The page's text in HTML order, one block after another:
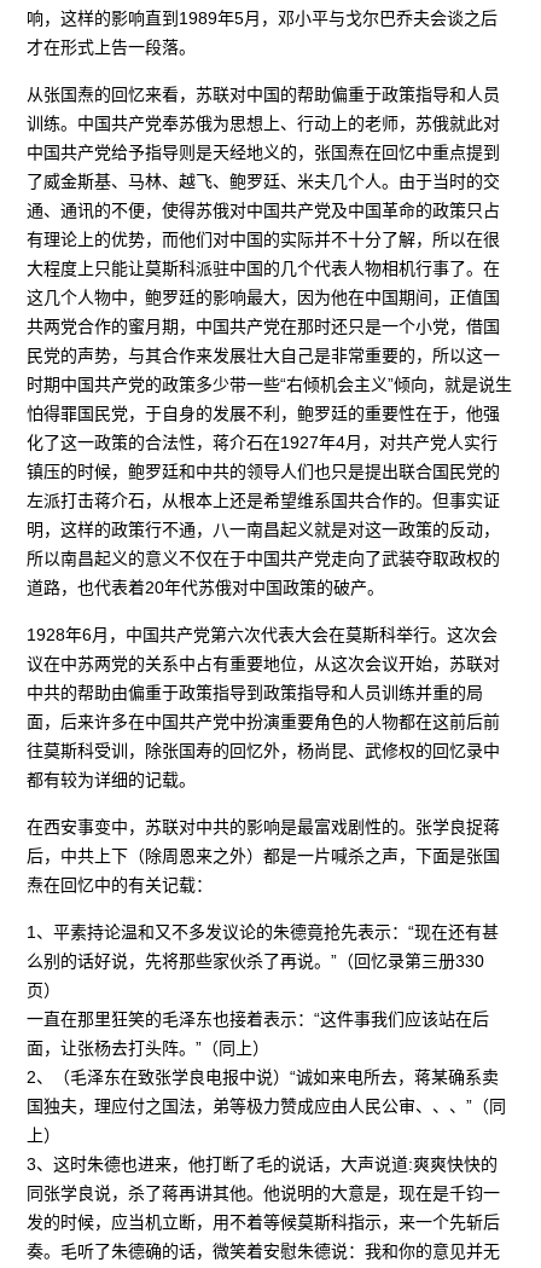
响，这样的影响直到1989年5月，邓小平与戈尔巴乔夫会谈之后
才在形式上告一段落。
从张国焘的回忆来看，苏联对中国的帮助偏重于政策指导和人员
训练。中国共产党奉苏俄为思想上、行动上的老师，苏俄就此对
中国共产党给予指导则是天经地义的，张国焘在回忆中重点提到
了威金斯基、马林、越飞、鲍罗廷、米夫几个人。由于当时的交
通、通讯的不便，使得苏俄对中国共产党及中国革命的政策只占
有理论上的优势，而他们对中国的实际并不十分了解，所以在很
大程度上只能让莫斯科派驻中国的几个代表人物相机行事了。在
这几个人物中，鲍罗廷的影响最大，因为他在中国期间，正值国
共两党合作的蜜月期，中国共产党在那时还只是一个小党，借国
民党的声势，与其合作来发展壮大自己是非常重要的，所以这一
时期中国共产党的政策多少带一些“右倾机会主义”倾向，就是说生
怕得罪国民党，于自身的发展不利，鲍罗廷的重要性在于，他强
化了这一政策的合法性，蒋介石在1927年4月，对共产党人实行
镇压的时候，鲍罗廷和中共的领导人们也只是提出联合国民党的
左派打击蒋介石，从根本上还是希望维系国共合作的。但事实证
明，这样的政策行不通，八一南昌起义就是对这一政策的反动，
所以南昌起义的意义不仅在于中国共产党走向了武装夺取政权的
道路，也代表着20年代苏俄对中国政策的破产。
1928年6月，中国共产党第六次代表大会在莫斯科举行。这次会
议在中苏两党的关系中占有重要地位，从这次会议开始，苏联对
中共的帮助由偏重于政策指导到政策指导和人员训练并重的局
面，后来许多在中国共产党中扮演重要角色的人物都在这前后前
往莫斯科受训，除张国寿的回忆外，杨尚昆、武修权的回忆录中
都有较为详细的记载。
在西安事变中，苏联对中共的影响是最富戏剧性的。张学良捉蒋
后，中共上下（除周恩来之外）都是一片喊杀之声，下面是张国
焘在回忆中的有关记载：
1、平素持论温和又不多发议论的朱德竟抢先表示：“现在还有甚
么别的话好说，先将那些家伙杀了再说。”（回忆录第三册330
页）
一直在那里狂笑的毛泽东也接着表示：“这件事我们应该站在后
面，让张杨去打头阵。”（同上）
2、（毛泽东在致张学良电报中说）“诚如来电所去，蒋某确系卖
国独夫，理应付之国法，弟等极力赞成应由人民公审、、、”（同
上）
3、这时朱德也进来，他打断了毛的说话，大声说道:爽爽快快的
同张学良说，杀了蒋再讲其他。他说明的大意是，现在是千钧一
发的时候，应当机立断，用不着等候莫斯科指示，来一个先斩后
奏。毛听了朱德确的话，微笑着安慰朱德说：我和你的意见并无